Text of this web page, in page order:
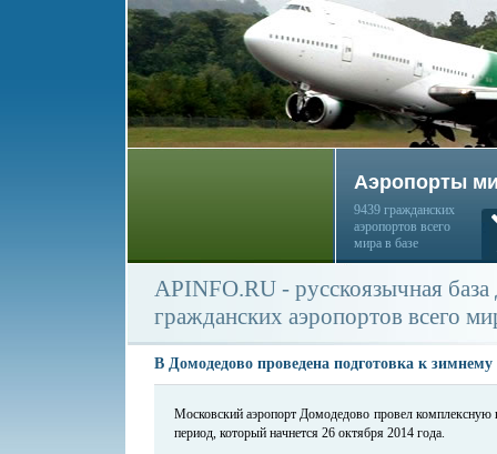
Аэропорты
9439 гражданских
аэропортов всего
мира в базе
APINFO.RU - русскоязычная
гражданских аэропортов всего
В Домодедово проведена подготовка к зимнему
Московский аэропорт Домодедово провел комплексную
период, который начнется 26 октября 2014 года.